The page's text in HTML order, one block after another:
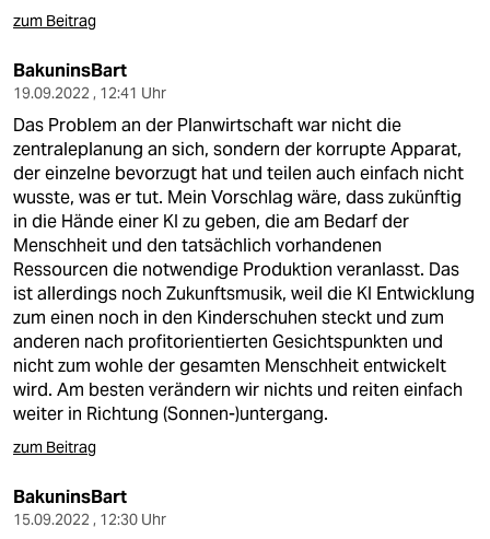
zum Beitrag
BakuninsBart
19.09.2022 , 12:41 Uhr
Das Problem an der Planwirtschaft war nicht die
zentraleplanung an sich, sondern der korrupte Apparat,
der einzelne bevorzugt hat und teilen auch einfach nicht
wusste, was er tut. Mein Vorschlag wäre, dass zukünftig
in die Hände einer KI zu geben, die am Bedarf der
Menschheit und den tatsächlich vorhandenen
Ressourcen die notwendige Produktion veranlasst. Das
ist allerdings noch Zukunftsmusik, weil die KI Entwicklung
zum einen noch in den Kinderschuhen steckt und zum
anderen nach profitorientierten Gesichtspunkten und
nicht zum wohle der gesamten Menschheit entwickelt
wird. Am besten verändern wir nichts und reiten einfach
weiter in Richtung (Sonnen-)untergang.
zum Beitrag
BakuninsBart
15.09.2022 , 12:30 Uhr